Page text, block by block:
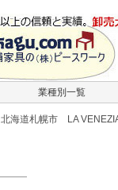
業種別一覧
北海道札幌市 LA